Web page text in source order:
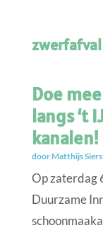
zwerfafval
Doe
langs ‘t
kanalen!
door Matthijs Siers
Op zaterdag
Duurzame